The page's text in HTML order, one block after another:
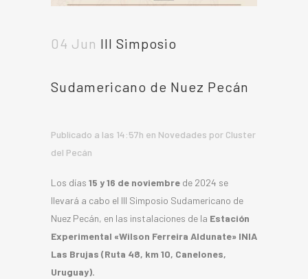
04 Jun III Simposio
Sudamericano de Nuez Pecán
Publicado a las 14:57h en Novedades por Cluster
del Pecán
Los días 15 y 16 de noviembre de 2024 se
llevará a cabo el III Simposio Sudamericano de
Nuez Pecán, en las instalaciones de la Estación
Experimental «Wilson Ferreira Aldunate» INIA
Las Brujas (Ruta 48, km 10, Canelones,
Uruguay).